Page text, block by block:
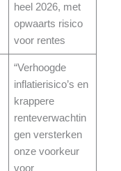
heel 2026, met
opwaarts risico
voor rentes
“Verhoogde
inflatierisico’s en
krappere
renteverwachtin
gen versterken
onze voorkeur
voor